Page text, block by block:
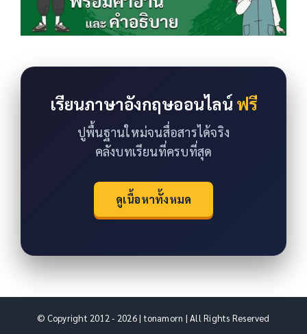
เรียนภาษาอังกฤษออนไลน์ ฟรี
ปูพื้นฐานใหม่จนสื่อสารได้จริง
คลังบทเรียนที่ครบที่สุด
ดูเนื้อหาทั้งหมด
© Copyright 2012 - 2026 | tonamorn | All Rights Reserved